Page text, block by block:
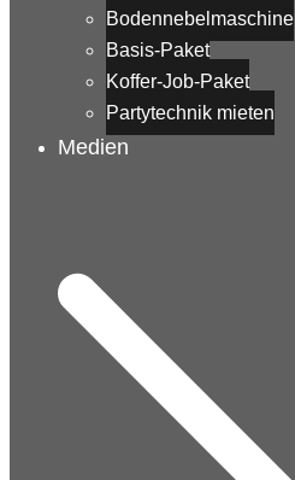
Bodennebelmaschine
Basis-Paket
Koffer-Job-Paket
Partytechnik mieten
Medien